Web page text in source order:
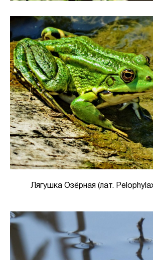
Лягушка Озёрная (лат.